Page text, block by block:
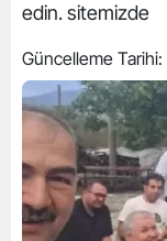
edin. sitemizde
Güncelleme Tarihi: